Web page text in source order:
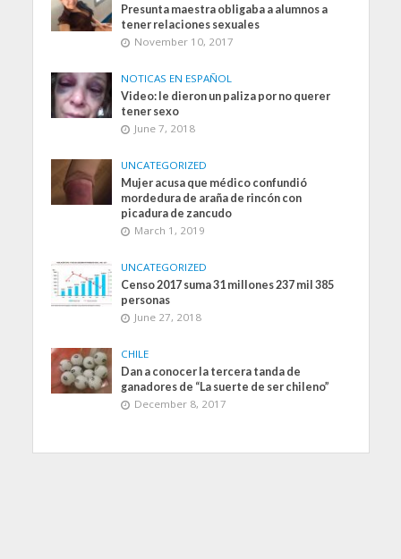
Presunta maestra obligaba a alumnos a
tener relaciones sexuales
November 10, 2017
NOTICAS EN ESPAÑOL
Video: le dieron un paliza por no querer
tener sexo
June 7, 2018
UNCATEGORIZED
Mujer acusa que médico confundió
mordedura de araña de rincón con
picadura de zancudo
March 1, 2019
UNCATEGORIZED
Censo 2017 suma 31 millones 237 mil 385
personas
June 27, 2018
CHILE
Dan a conocer la tercera tanda de
ganadores de “La suerte de ser chileno”
December 8, 2017